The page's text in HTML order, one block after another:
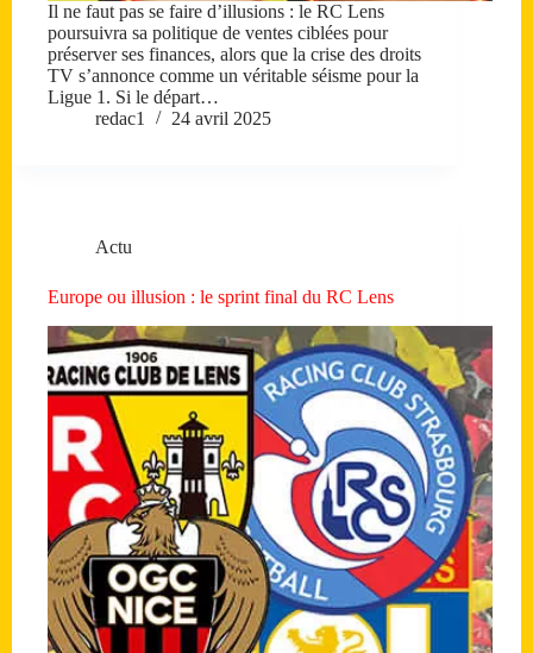
Il ne faut pas se faire d’illusions : le RC Lens
poursuivra sa politique de ventes ciblées pour
préserver ses finances, alors que la crise des droits
TV s’annonce comme un véritable séisme pour la
Ligue 1. Si le départ…
redac1
24 avril 2025
Actu
Europe ou illusion : le sprint final du RC Lens